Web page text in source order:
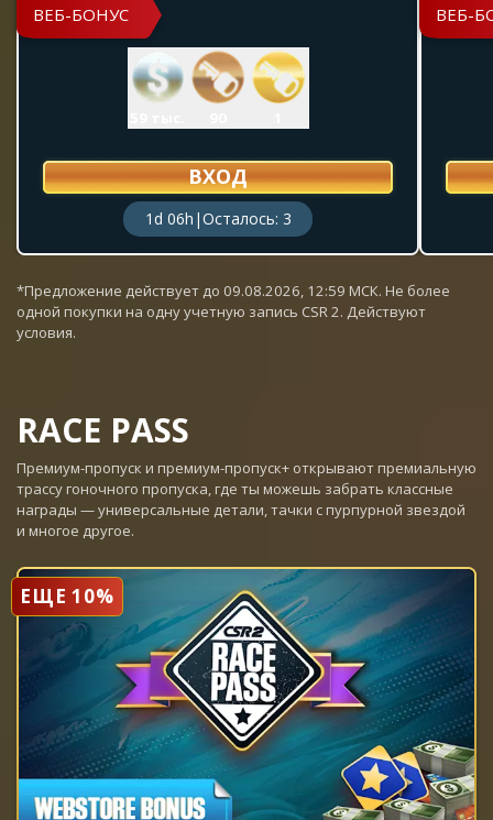
ВЕБ-БОНУС
ВХОД
1d 06h |Осталось: 3
ВЕБ-
*Предложение действует до 09.08.2026, 12:59 МСК. Не более
одной покупки на одну учетную запись CSR 2. Действуют
условия.
RACE PASS
Премиум-пропуск и премиум-пропуск+ открывают премиальную
трассу гоночного пропуска, где ты можешь забрать классные
награды — универсальные детали, тачки с пурпурной звездой
и многое другое.
ЕЩЕ 10%